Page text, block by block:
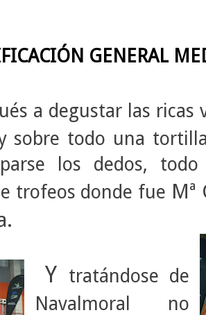
GENERAL
a degustar las
sobre todo una
los dedos,
trofeos donde fue Mª
Y tratándose de
Navalmoral no